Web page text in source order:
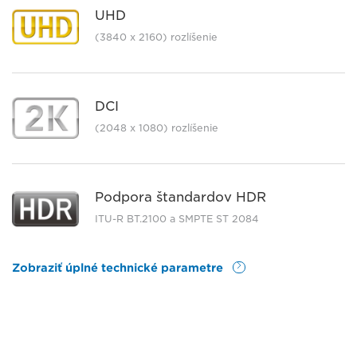
UHD
(3840 x 2160) rozlíšenie
DCI
(2048 x 1080) rozlíšenie
Podpora štandardov HDR
ITU-R BT.2100 a SMPTE ST 2084
Zobraziť úplné technické parametre